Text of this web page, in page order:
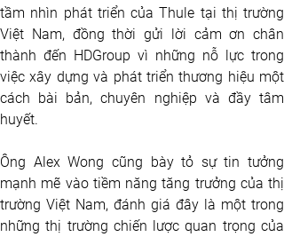
tầm nhìn phát triển của Thule tại thị trường
Việt Nam, đồng thời gửi lời cảm ơn chân
thành đến HDGroup vì những nỗ lực trong
việc xây dựng và phát triển thương hiệu một
cách bài bản, chuyên nghiệp và đầy tâm
huyết.
Ông Alex Wong cũng bày tỏ sự tin tưởng
mạnh mẽ vào tiềm năng tăng trưởng của thị
trường Việt Nam, đánh giá đây là một trong
những thị trường chiến lược quan trọng của